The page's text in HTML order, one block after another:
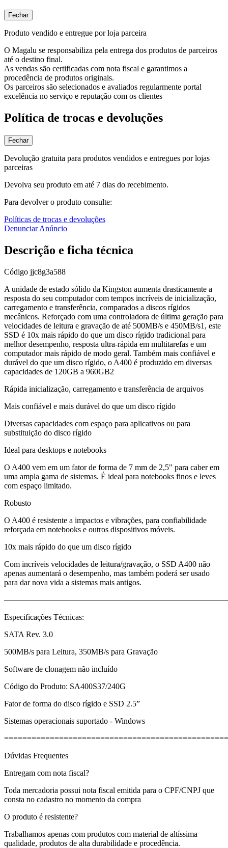
Fechar
Produto vendido e entregue por loja parceira
O Magalu se responsabiliza pela entrega dos produtos de parceiros
até o destino final.
As vendas são certificadas com nota fiscal e garantimos a
procedência de produtos originais.
Os parceiros são selecionados e avaliados regularmente portal
excelência no serviço e reputação com os clientes
Política de trocas e devoluções
Fechar
Devolução gratuita para produtos vendidos e entregues por lojas
parceiras
Devolva seu produto em até 7 dias do recebimento.
Para devolver o produto consulte:
Políticas de trocas e devoluções
Denunciar Anúncio
Descrição e ficha técnica
Código jjc8g3a588
A unidade de estado sólido da Kingston aumenta drasticamente a
resposta do seu computador com tempos incríveis de inicialização,
carregamento e transferência, comparados a discos rígidos
mecânicos. Reforçado com uma controladora de última geração para
velocidades de leitura e gravação de até 500MB/s e 450MB/s1, este
SSD é 10x mais rápido do que um disco rígido tradicional para
melhor desempenho, resposta ultra-rápida em multitarefas e um
computador mais rápido de modo geral. Também mais confiável e
durável do que um disco rígido, o A400 é produzido em diversas
capacidades de 120GB a 960GB2
Rápida inicialização, carregamento e transferência de arquivos
Mais confiável e mais durável do que um disco rígido
Diversas capacidades com espaço para aplicativos ou para
substituição do disco rígido
Ideal para desktops e notebooks
O A400 vem em um fator de forma de 7 mm de 2,5" para caber em
uma ampla gama de sistemas. É ideal para notebooks finos e leves
com espaço limitado.
Robusto
O A400 é resistente a impactos e vibrações, para confiabilidade
reforçada em notebooks e outros dispositivos móveis.
10x mais rápido do que um disco rígido
Com incríveis velocidades de leitura/gravação, o SSD A400 não
apenas aumentará o desempenho, mas também poderá ser usado
para dar nova vida a sistemas mais antigos.
Especificações Técnicas:
SATA Rev. 3.0
500MB/s para Leitura, 350MB/s para Gravação
Software de clonagem não incluído
Código do Produto: SA400S37/240G
Fator de forma do disco rígido e SSD 2.5”
Sistemas operacionais suportado - Windows
Dúvidas Frequentes
Entregam com nota fiscal?
Toda mercadoria possui nota fiscal emitida para o CPF/CNPJ que
consta no cadastro no momento da compra
O produto é resistente?
Trabalhamos apenas com produtos com material de altíssima
qualidade, produtos de alta durabilidade e procedência.